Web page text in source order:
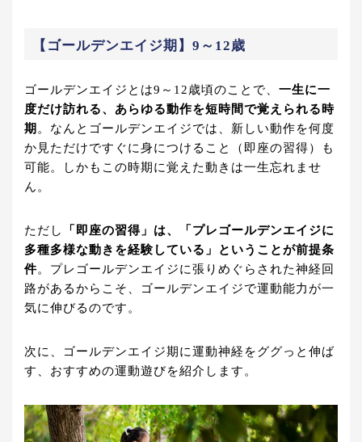
【ゴールデンエイジ期】9～12歳
ゴールデンエイジとは9～12歳頃のことで、 一生に一
度だけ訪れる、あらゆる動作を短時間で覚えられる時
期 。なんとゴールデンエイジでは、新しい動作を何度
か見ただけですぐに身につけること（即座の習得）も
可能。しかもこの時期に覚えた動きは一生忘れませ
ん。
ただし
「即座の習得」は、「プレゴールデンエイジに
多種多様な動きを経験している」ということが前提条
件。プレゴールデンエイジに張りめぐらされた神経回
路があるからこそ、ゴールデンエイジで運動能力が一
気に伸びるのです。
次に、ゴールデンエイジ期に運動神経をググっと伸ば
す、おすすめの運動遊びを紹介します。